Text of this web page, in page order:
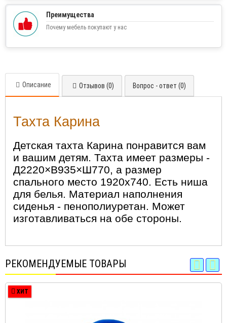
Преимущества
Почему мебель покупают у нас
Описание Отзывов (0) Вопрос - ответ (0)
Тахта Карина
Детская тахта Карина понравится вам
и вашим детям. Тахта имеет размеры -
Д2220×В935×Ш770, а размер
спального место 1920х740. Есть ниша
для белья. Материал наполнения
сиденья - пенополиуретан. Может
изготавливаться на обе стороны.
РЕКОМЕНДУЕМЫЕ ТОВАРЫ
ХИТ